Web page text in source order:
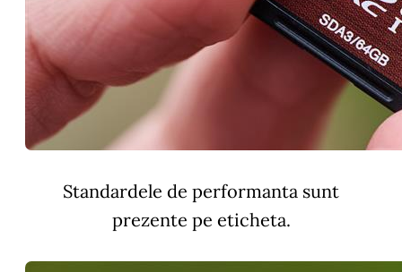
Standardele de performanta sunt
prezente pe eticheta.